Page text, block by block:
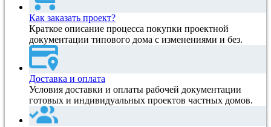
Как заказать проект?
Краткое описание процесса покупки проектной
документации типового дома с изменениями и без.
Доставка и оплата
Условия доставки и оплаты рабочей документации
готовых и индивидуальных проектов частных домов.